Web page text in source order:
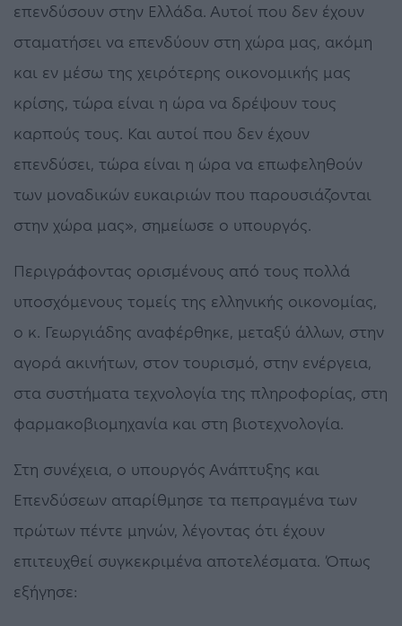
επενδύσουν στην Ελλάδα. Αυτοί που δεν έχουν
σταματήσει να επενδύουν στη χώρα μας, ακόμη
και εν μέσω της χειρότερης οικονομικής μας
κρίσης, τώρα είναι η ώρα να δρέψουν τους
καρπούς τους. Και αυτοί που δεν έχουν
επενδύσει, τώρα είναι η ώρα να επωφεληθούν
των μοναδικών ευκαιριών που παρουσιάζονται
στην χώρα μας», σημείωσε ο υπουργός.
Περιγράφοντας ορισμένους από τους πολλά
υποσχόμενους τομείς της ελληνικής οικονομίας,
ο κ. Γεωργιάδης αναφέρθηκε, μεταξύ άλλων, στην
αγορά ακινήτων, στον τουρισμό, στην ενέργεια,
στα συστήματα τεχνολογία της πληροφορίας, στη
φαρμακοβιομηχανία και στη βιοτεχνολογία.
Στη συνέχεια, ο υπουργός Ανάπτυξης και
Επενδύσεων απαρίθμησε τα πεπραγμένα των
πρώτων πέντε μηνών, λέγοντας ότι έχουν
επιτευχθεί συγκεκριμένα αποτελέσματα. Όπως
εξήγησε: